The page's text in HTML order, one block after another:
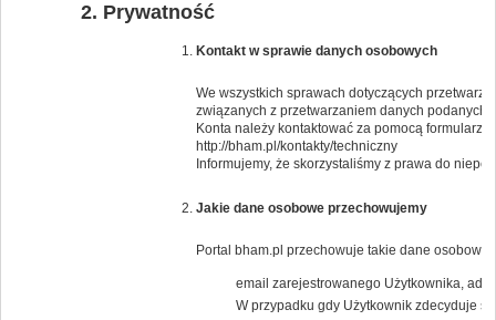
Prywatność
Kontakt w sprawie danych osobowych
We wszystkich sprawach dotyczących
związanych z przetwarzaniem danych podanych
Konta należy kontaktować za pomocą
http://bham.pl/kontakty/techniczny
Informujemy, że skorzystaliśmy z prawa do
Jakie dane osobowe przechowujemy
Portal bham.pl przechowuje takie dane osobowe
email zarejestrowanego Użytkownika,
W przypadku gdy Użytkownik zdecyduje